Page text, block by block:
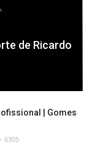
de Ricardo
| Gomes
6305